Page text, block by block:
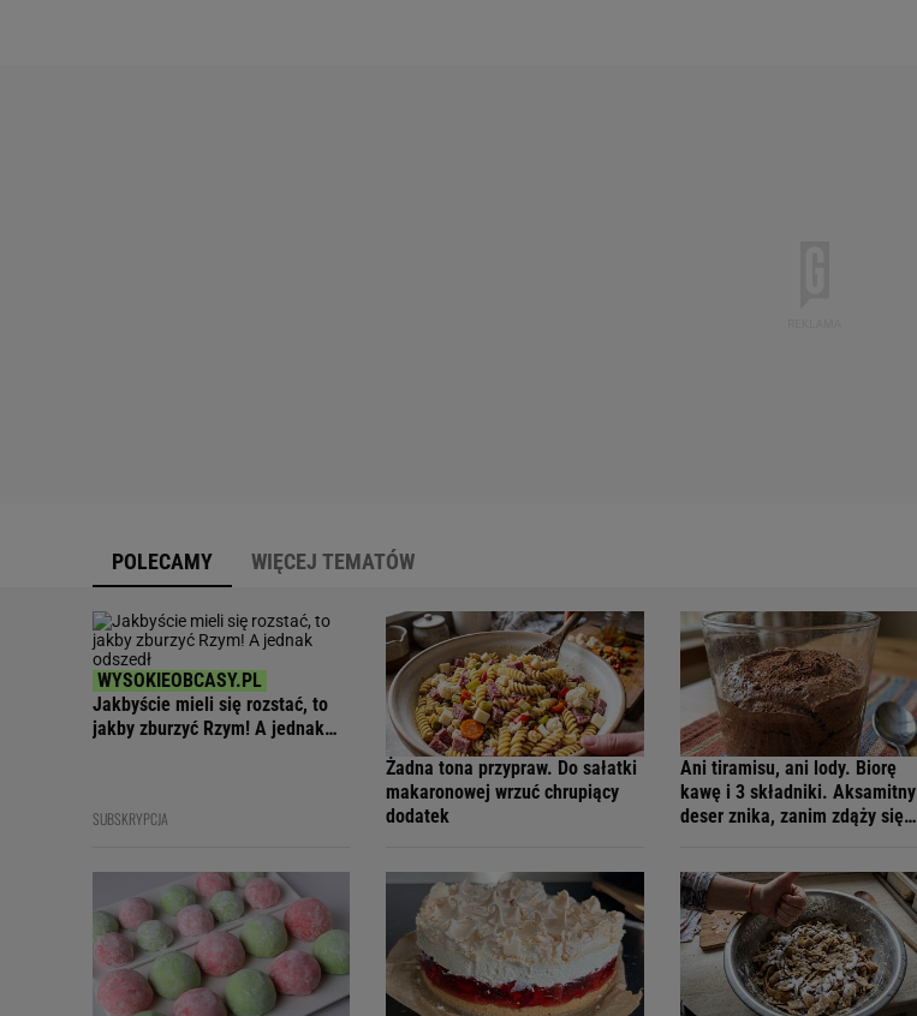
POLECAMY WIĘCEJ TEMATÓW
Jakbyście mieli się rozstać, to
jakby zburzyć Rzym! A jednak
SUBSKRYPCJA
Żadna tona przypraw. Do sałatki
makaronowej wrzuć chrupiący
dodatek
Ani tiramisu, ani lody. Biorę
kawę i 3 składniki. Aksamitny
deser znika, zanim zdąży się